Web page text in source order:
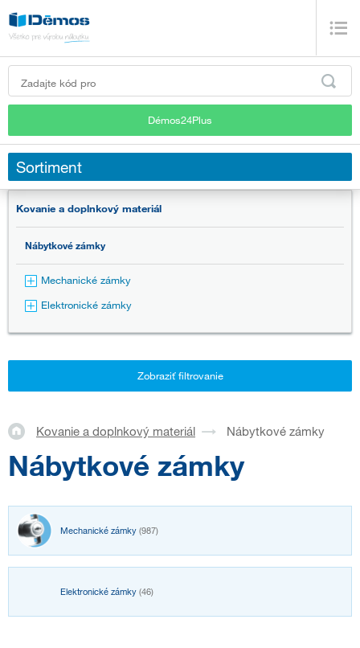
Démos24Plus
Sortiment
Kovanie a doplnkový materiál
Nábytkové zámky
Mechanické zámky
Elektronické zámky
Zobraziť filtrovanie
Kovanie a doplnkový materiál Nábytkové zámky
Nábytkové zámky
Mechanické zámky (987)
Elektronické zámky (46)